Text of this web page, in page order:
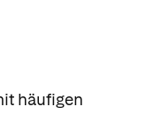
häufigen